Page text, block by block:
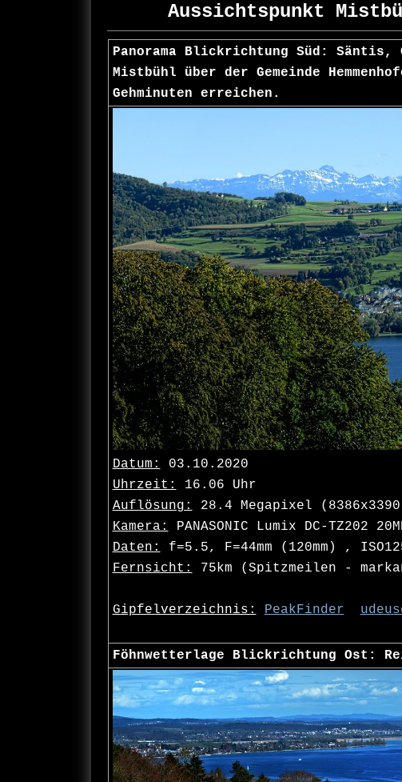
Aussichtspunkt
Panorama Blickrichtung Süd:
Mistbühl über der Gemeinde
Gehminuten erreichen.
Datum:
03.10.2020
Uhrzeit:
16.06 Uhr
Auflösung:
28.4 Megapixel
Kamera:
PANASONIC Lumix DC-TZ202
Daten:
f=5.5, F=44mm (120mm) ,
Fernsicht:
75km (Spitzmeilen -
Gipfelverzeichnis: PeakFinder
Föhnwetterlage Blickrichtung Ost: